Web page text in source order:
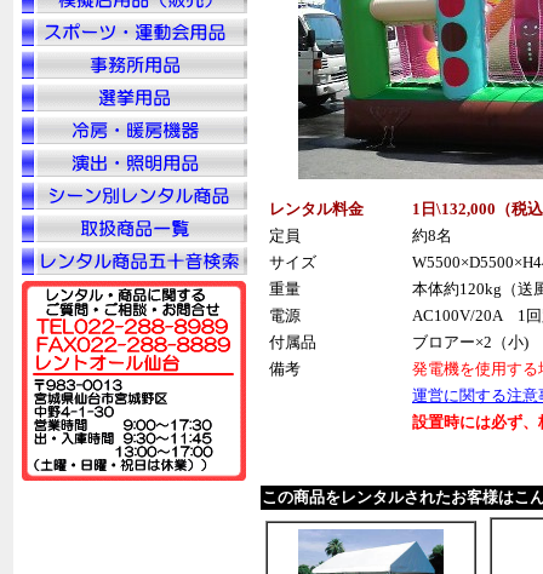
レンタル料金 1日\132,000（税込
定員
約8名
サイズ
重量
本体約120kg（送
電源
AC100V/20A 1
付属品
ブロアー×2（小)
備考
発電機を使用す
運営に関する注意
設置時には必ず
この商品をレンタルされたお客様はこ